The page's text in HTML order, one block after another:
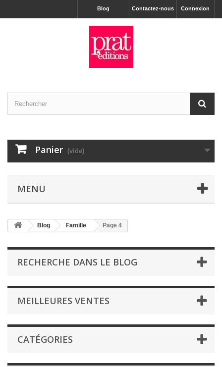
Connexion
Contactez-nous
Blog
Panier (vide)
MENU
Blog Famille Page 4
RECHERCHE DANS LE BLOG
MEILLEURES VENTES
CATÉGORIES